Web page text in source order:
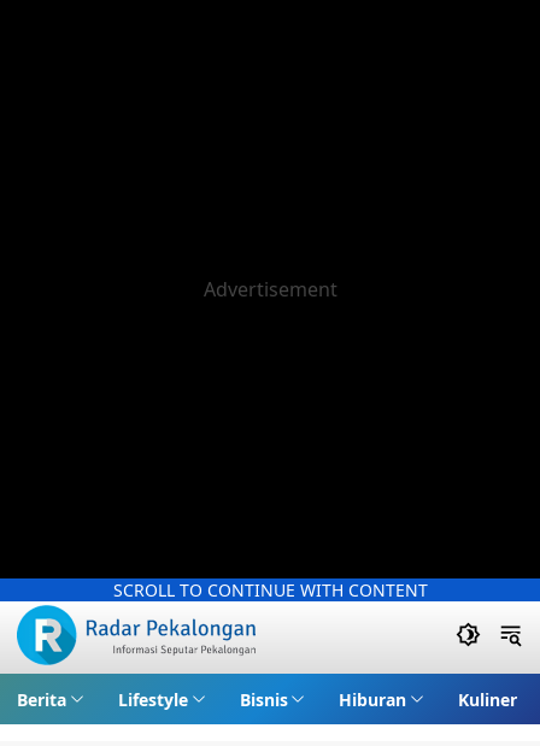
SCROLL TO CONTINUE WITH CONTENT
Berita Lifestyle Bisnis Hiburan Kuliner